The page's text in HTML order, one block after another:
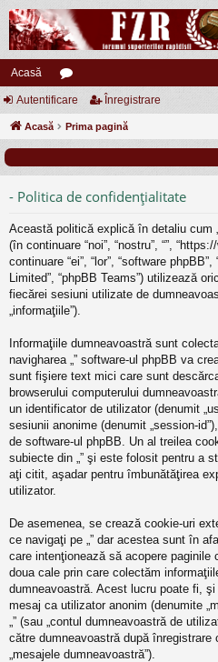
Acasă
or
u
Autentificare Înregistrare
Acasă Prima pagină
- Politica de confidenţialitate
Această politică explică în detaliu cum
(în continuare “noi”, “nostru”, “”,
continuare “ei”, “lor”, “software
Limited”, “phpBB Teams”) utilizează
fiecărei sesiuni utilizate de
„informaţiile”).
Informaţiile dumneavoastră sunt
navigharea „” software-ul phpBB va
sunt fişiere text mici care sunt
browserului computerului
un identificator de utilizator (denumit
sesiunii anonime (denumit „session-
de software-ul phpBB. Un al treilea
subiecte din „” şi este folosit pentru a
aţi citit, aşadar pentru îmbunătăţirea
utilizator.
De asemenea, se crează cookie-uri
ce navigaţi pe „” dar acestea sunt în
care intenţionează să acopere paginile
doua cale prin care colectăm
dumneavoastră. Acest lucru poate fi,
mesaj ca utilizator anonim (denumite
„” (sau „contul dumneavoastră de
către dumneavoastră după
„mesajele dumneavoastră”).